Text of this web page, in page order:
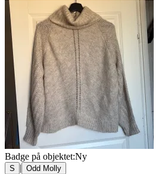
Badge på objektet:Ny
S | Odd Molly